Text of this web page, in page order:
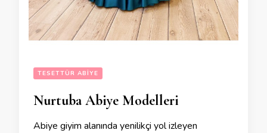
TESETTÜR ABIYE
Nurtuba Abiye Modelleri
Abiye giyim alanında yenilikçi yol izleyen